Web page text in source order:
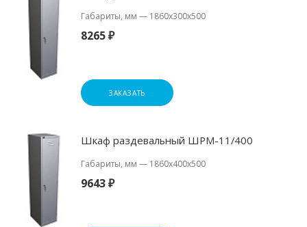
Габариты, мм — 1860x300x500
8265 ₽
ЗАКАЗАТЬ
Шкаф раздевальный ШРМ-11/400
Габариты, мм — 1860x400x500
9643 ₽